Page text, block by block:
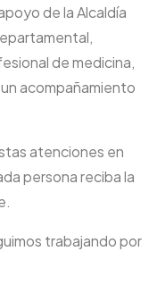
de la Alcaldía
de medicina,
acompañamiento
atenciones en
persona reciba la
trabajando por